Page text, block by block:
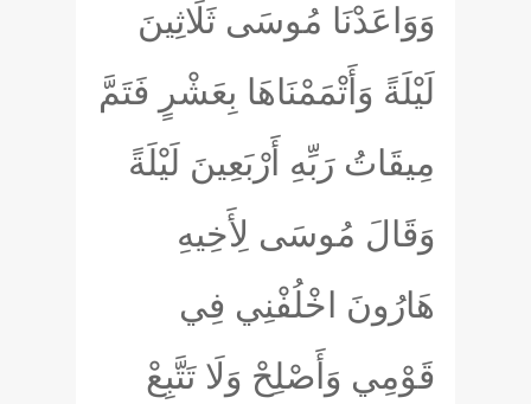
وَوَاعَدْنَا مُوسَى ثَلَاثِينَ
لَيْلَةً وَأَتْمَمْنَاهَا بِعَشْرٍ فَتَمَّ
مِيقَاتُ رَبِّهِ أَرْبَعِينَ لَيْلَةً
وَقَالَ مُوسَى لِأَخِيهِ
هَارُونَ اخْلُفْنِي فِي
قَوْمِي وَأَصْلِحْ وَلَا تَتَّبِعْ